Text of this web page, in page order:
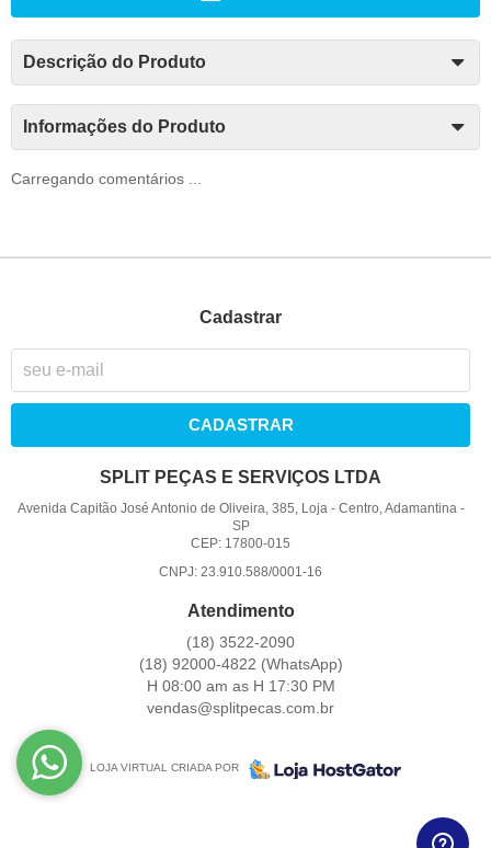
Descrição do Produto
Informações do Produto
Carregando comentários ...
Cadastrar
CADASTRAR
SPLIT PEÇAS E SERVIÇOS LTDA
Avenida Capitão José Antonio de Oliveira, 385, Loja- Centro, Adamantina-
SP
CEP: 17800-015
CNPJ: 23.910.588/0001-16
Atendimento
(18) 3522-2090
(18) 92000-4822 (WhatsApp)
H 08:00 am as H 17:30 PM
vendas@splitpecas.com.br
LOJA VIRTUAL CRIADA POR